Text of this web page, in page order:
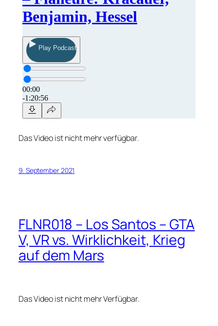
Das Video ist nicht mehr verfügbar.
9. September 2021
FLNR018 – Los Santos – GTA
V, VR vs. Wirklichkeit, Krieg
auf dem Mars
Das Video ist nicht mehr Verfügbar.